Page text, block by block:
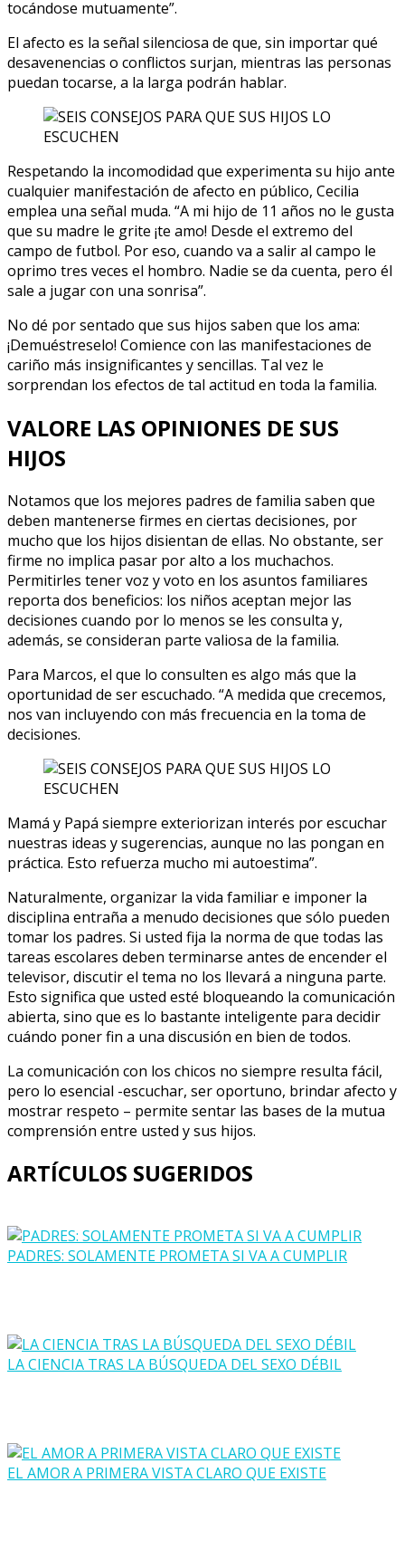
tocándose mutuamente”.
El afecto es la señal silenciosa de que, sin importar qué
desavenencias o conflictos surjan, mientras las personas
puedan tocarse, a la larga podrán hablar.
Respetando la incomodidad que experimenta su hijo ante
cualquier manifestación de afecto en público, Cecilia
emplea una señal muda. “A mi hijo de 11 años no le gusta
que su madre le grite ¡te amo! Desde el extremo del
campo de futbol. Por eso, cuando va a salir al campo le
oprimo tres veces el hombro. Nadie se da cuenta, pero él
sale a jugar con una sonrisa”.
No dé por sentado que sus hijos saben que los ama:
¡Demuéstreselo! Comience con las manifestaciones de
cariño más insignificantes y sencillas. Tal vez le
sorprendan los efectos de tal actitud en toda la familia.
VALORE LAS OPINIONES DE SUS
HIJOS
Notamos que los mejores padres de familia saben que
deben mantenerse firmes en ciertas decisiones, por
mucho que los hijos disientan de ellas. No obstante, ser
firme no implica pasar por alto a los muchachos.
Permitirles tener voz y voto en los asuntos familiares
reporta dos beneficios: los niños aceptan mejor las
decisiones cuando por lo menos se les consulta y,
además, se consideran parte valiosa de la familia.
Para Marcos, el que lo consulten es algo más que la
oportunidad de ser escuchado. “A medida que crecemos,
nos van incluyendo con más frecuencia en la toma de
decisiones.
Mamá y Papá siempre exteriorizan interés por escuchar
nuestras ideas y sugerencias, aunque no las pongan en
práctica. Esto refuerza mucho mi autoestima”.
Naturalmente, organizar la vida familiar e imponer la
disciplina entraña a menudo decisiones que sólo pueden
tomar los padres. Si usted fija la norma de que todas las
tareas escolares deben terminarse antes de encender el
televisor, discutir el tema no los llevará a ninguna parte.
Esto significa que usted esté bloqueando la comunicación
abierta, sino que es lo bastante inteligente para decidir
cuándo poner fin a una discusión en bien de todos.
La comunicación con los chicos no siempre resulta fácil,
pero lo esencial -escuchar, ser oportuno, brindar afecto y
mostrar respeto – permite sentar las bases de la mutua
comprensión entre usted y sus hijos.
ARTÍCULOS SUGERIDOS
PADRES: SOLAMENTE PROMETA SI VA A CUMPLIR
LA CIENCIA TRAS LA BÚSQUEDA DEL SEXO DÉBIL
EL AMOR A PRIMERA VISTA CLARO QUE EXISTE